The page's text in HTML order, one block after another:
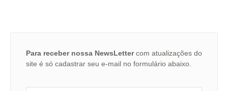
Para receber nossa NewsLettercom atualizações do
site é só cadastrar seu e-mail no formulário abaixo.